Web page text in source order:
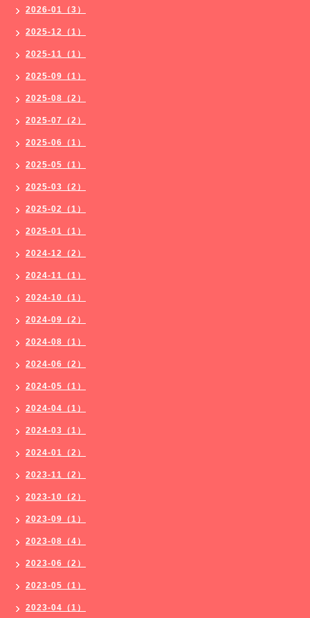
2026-01（3）
2025-12（1）
2025-11（1）
2025-09（1）
2025-08（2）
2025-07（2）
2025-06（1）
2025-05（1）
2025-03（2）
2025-02（1）
2025-01（1）
2024-12（2）
2024-11（1）
2024-10（1）
2024-09（2）
2024-08（1）
2024-06（2）
2024-05（1）
2024-04（1）
2024-03（1）
2024-01（2）
2023-11（2）
2023-10（2）
2023-09（1）
2023-08（4）
2023-06（2）
2023-05（1）
2023-04（1）